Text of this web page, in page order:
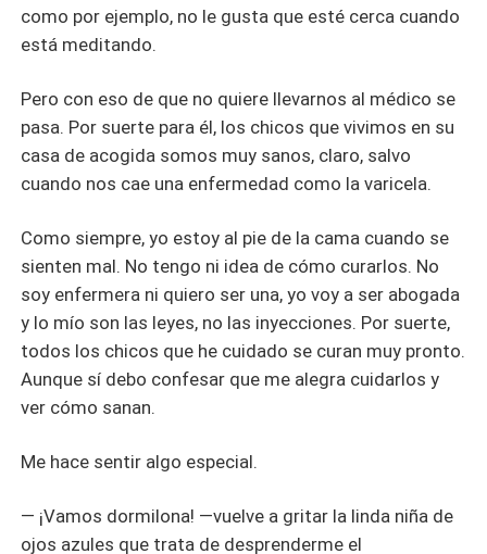
como por ejemplo, no le gusta que esté cerca cuando
está meditando.
Pero con eso de que no quiere llevarnos al médico se
pasa. Por suerte para él, los chicos que vivimos en su
casa de acogida somos muy sanos, claro, salvo
cuando nos cae una enfermedad como la varicela.
Como siempre, yo estoy al pie de la cama cuando se
sienten mal. No tengo ni idea de cómo curarlos. No
soy enfermera ni quiero ser una, yo voy a ser abogada
y lo mío son las leyes, no las inyecciones. Por suerte,
todos los chicos que he cuidado se curan muy pronto.
Aunque sí debo confesar que me alegra cuidarlos y
ver cómo sanan.
Me hace sentir algo especial.
― ¡Vamos dormilona! ―vuelve a gritar la linda niña de
ojos azules que trata de desprenderme el